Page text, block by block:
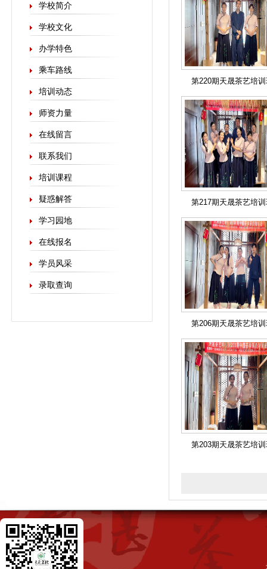
学校简介
学校文化
办学特色
乘车路线
培训动态
师资力量
在线留言
联系我们
培训课程
疑惑解答
学习园地
在线报名
学员风采
录取查询
第220期天晟茶艺培
第217期天晟茶艺培
第206期天晟茶艺培
第203期天晟茶艺培